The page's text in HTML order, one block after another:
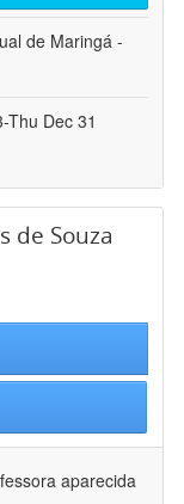
de Maringá -
Thu Dec 31
de Souza
aparecida